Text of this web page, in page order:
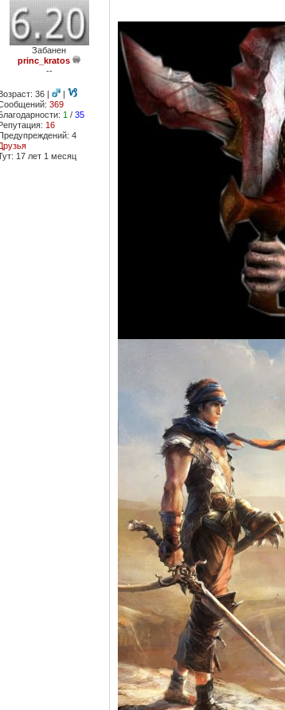
Забанен
princ_kratos
--
36 |
|
369
1 / 35
16
4
17 лет 1 месяц